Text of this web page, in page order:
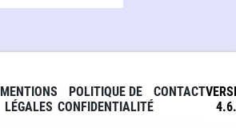
MENTIONS
LÉGALES
POLITIQUE DE
CONFIDENTIALITÉ
CONTACT